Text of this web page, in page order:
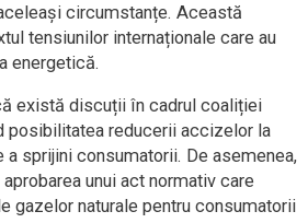
circumstanțe. Această
tensiunilor internaționale care au
energetică.
există discuții în cadrul coaliției
posibilitatea reducerii accizelor la
a sprijini consumatorii. De asemenea,
unui act normativ care
gazelor naturale pentru consumatorii